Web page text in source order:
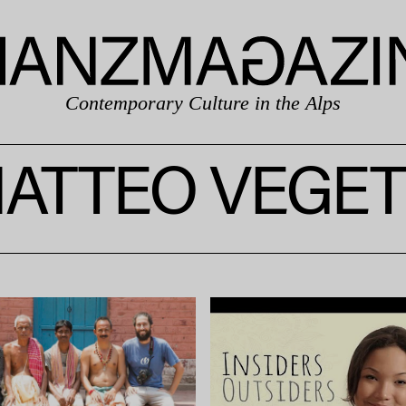
Contemporary Culture in the Alps